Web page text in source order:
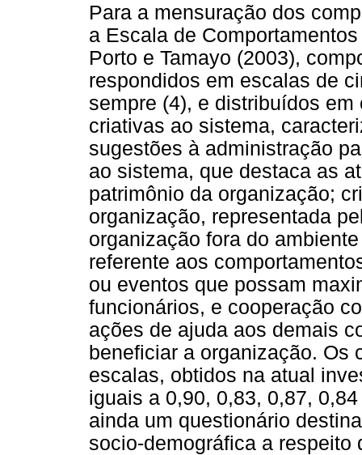
Para a mensuração dos
a Escala de
Porto e Tamayo (2003),
respondidos em escalas de
sempre (4), e distribuídos
criativas ao sistema,
sugestões à administração
ao sistema, que destaca as
patrimônio da organização;
organização, representada
organização fora do
referente aos
ou eventos que possam
funcionários, e cooperação
ações de ajuda aos demais
beneficiar a organização. Os
escalas, obtidos na atual
iguais a 0,90, 0,83, 0,87,
ainda um questionário
socio-demográfica a respeito